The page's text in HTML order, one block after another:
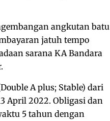
angkutan batu
jatuh tempo
sarana KA Bandara
A plus; Stable) dari
April 2022. Obligasi dan
5 tahun dengan